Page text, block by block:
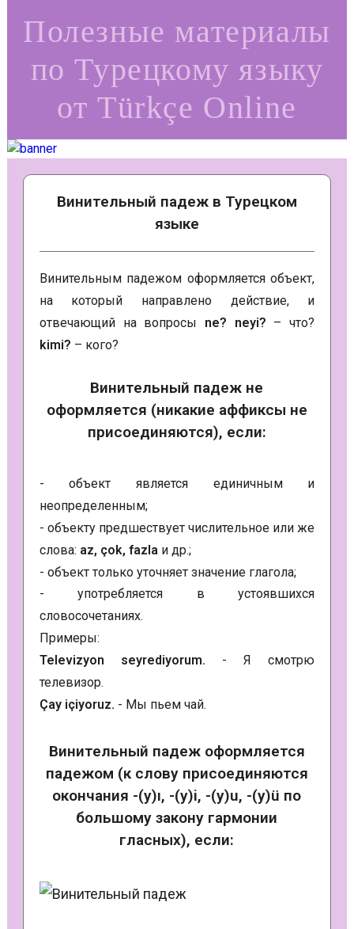
Полезные материалы
по Турецкому языку
от Türkçe Online
Винительный падеж в Турецком
языке
Винительным падежом оформляется объект,
на который направлено действие, и
отвечающий на вопросы ne? neyi? – что?
kimi? – кого?
Винительный падеж не
оформляется (никакие аффиксы не
присоединяются), если:
- объект является единичным и
неопределенным;
- объекту предшествует числительное или же
слова: az, çok, fazlaи др.;
- объект только уточняет значение глагола;
- употребляется в устоявшихся
словосочетаниях.
Примеры:
Televizyon seyrediyorum. - Я смотрю
телевизор.
Çay içiyoruz. - Мы пьем чай.
Винительный падеж оформляется
падежом (к слову присоединяются
окончания -(y)ı, -(y)i, -(y)u, -(y)ü по
большому закону гармонии
гласных), если: